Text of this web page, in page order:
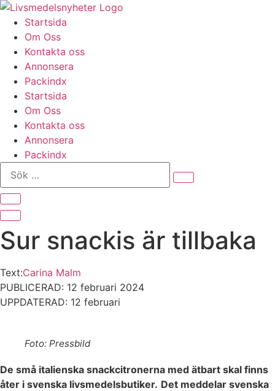
Hoppa
innehåll
Startsida
Om Oss
Kontakta oss
Annonsera
Packindx
Startsida
Om Oss
Kontakta oss
Annonsera
Packindx
Sök
Sur snackis är tillbaka
Text:Carina Malm
PUBLICERAD: 12 februari 2024
UPPDATERAD: 12 februari
Foto: Pressbild
De små italienska snackcitronerna med ätbart skal finns
åter i svenska livsmedelsbutiker. Det meddelar svenska